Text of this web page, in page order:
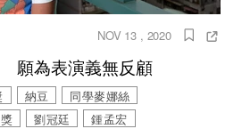
NOV 13 , 2020
願為表演義無反顧
納豆
同學麥娜絲
劉冠廷 鍾孟宏